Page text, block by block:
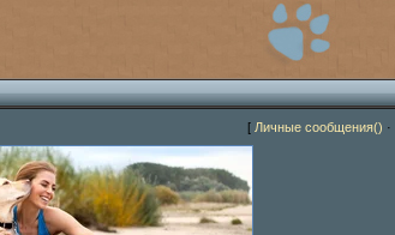
[ Личные сообщения() ·